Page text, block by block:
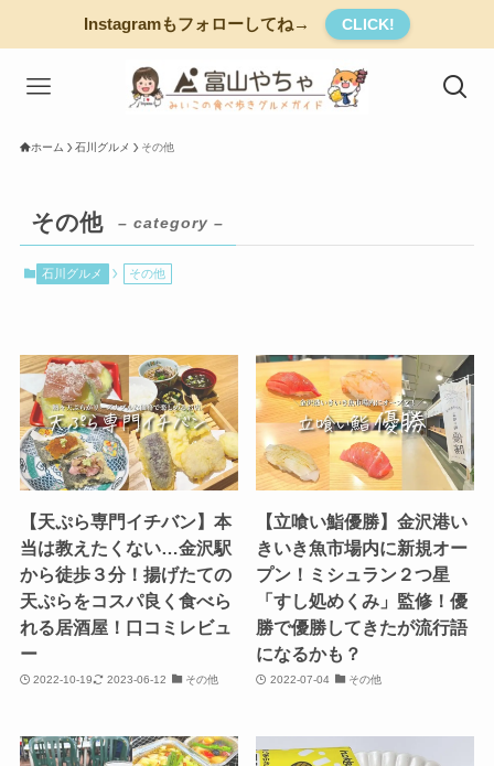
Instagramもフォローしてね→ CLICK!
ホーム 石川グルメ その他
その他 – category –
石川グルメ その他
【天ぷら専門イチバン】本
当は教えたくない…金沢駅
から徒歩３分！揚げたての
天ぷらをコスパ良く食べら
れる居酒屋！口コミレビュ
ー
2022-10-19 2023-06-12 その他
【立喰い鮨優勝】金沢港い
きいき魚市場内に新規オー
プン！ミシュラン２つ星
「すし処めくみ」監修！優
勝で優勝してきたが流行語
になるかも？
2022-07-04 その他